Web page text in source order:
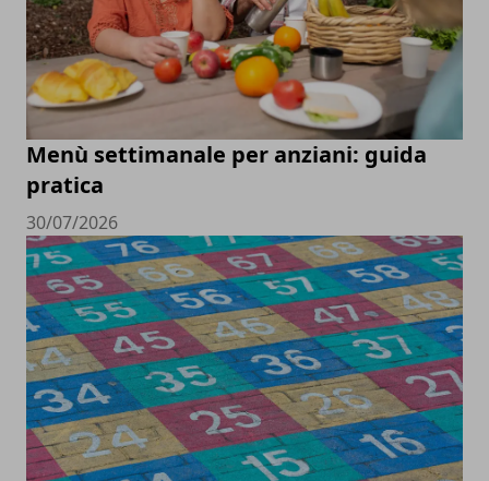
Menù settimanale per anziani: guida
pratica
30/07/2026